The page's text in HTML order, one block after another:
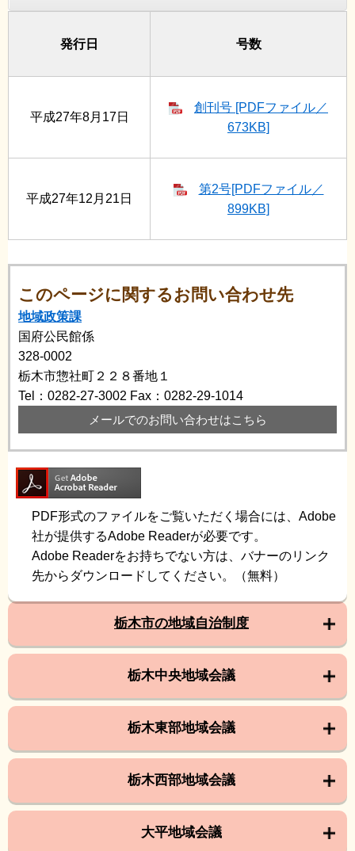
発行日 号数
平成27年8月17日
創刊号 [PDFファイル／
673KB]
平成27年12月21日
第2号[PDFファイル／
899KB]
このページに関するお問い合わせ先
地域政策課
国府公民館係
328-0002
栃木市惣社町２２８番地１
Tel：0282-27-3002 Fax：0282-29-1014
メールでのお問い合わせはこちら
PDF形式のファイルをご覧いただく場合には、Adobe
社が提供するAdobe Readerが必要です。
Adobe Readerをお持ちでない方は、バナーのリンク
先からダウンロードしてください。（無料）
栃木市の地域自治制度
栃木中央地域会議
栃木東部地域会議
栃木西部地域会議
大平地域会議